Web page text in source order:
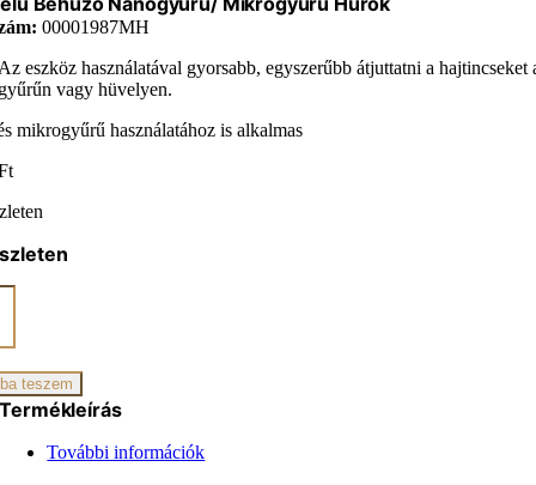
00001987MH
eszköz használatával gyorsabb, egyszerűbb átjuttatni a hajtincseket
vagy hüvelyen.
mikrogyűrű használatához is alkalmas
teszem
Termékleírás
További információk